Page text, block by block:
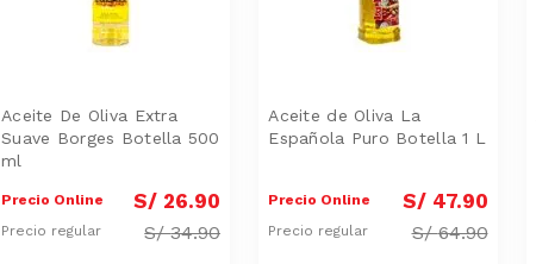
Aceite De Oliva Extra
Suave Borges Botella 500
ml
Precio Online S/ 26.90
Precio regular S/34.90
Aceite de Oliva La
Española Puro Botella 1 L
Precio Online S/ 47.90
Precio regular S/64.90